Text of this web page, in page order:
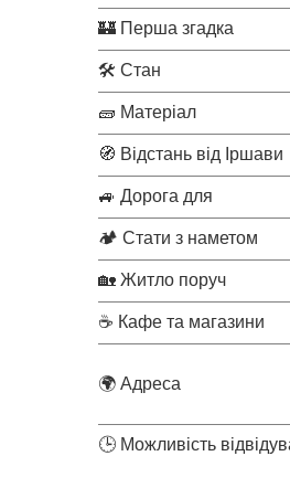
🏰 Перша згадка
🛠 Стан
🧱 Матеріал
🧭 Відстань від Іршави
🚙 Дорога для
🏕 Стати з наметом
🏡 Житло поруч
☕ Кафе та магазини
🌍 Адреса
🕒 Можливість